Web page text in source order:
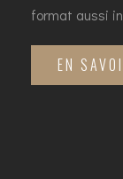
format aussi
EN